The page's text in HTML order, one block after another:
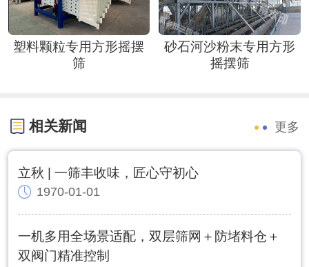
塑料颗粒专用方形摇摆
筛
砂石河沙粉末专用方形
摇摆筛
相关新闻 更多
立秋 | 一筛丰收味，匠心守初心
1970-01-01
一机多用全场景适配，双层筛网＋防堵料仓＋
双阀门精准控制